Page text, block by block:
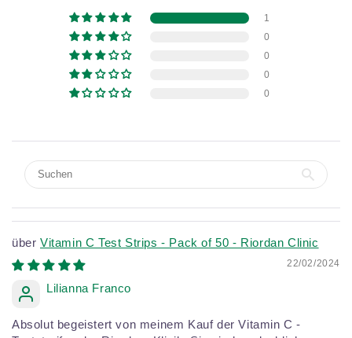
1
0
0
0
0
Vitamin C Test Strips - Pack of 50 - Riordan Clinic
22/02/2024
Lilianna Franco
Absolut begeistert von meinem Kauf der Vitamin C -